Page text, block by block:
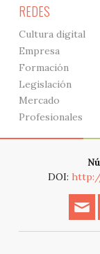
REDES
Cultura digital
Empresa
Formación
Legislación
Mercado
Profesionales
DOI: